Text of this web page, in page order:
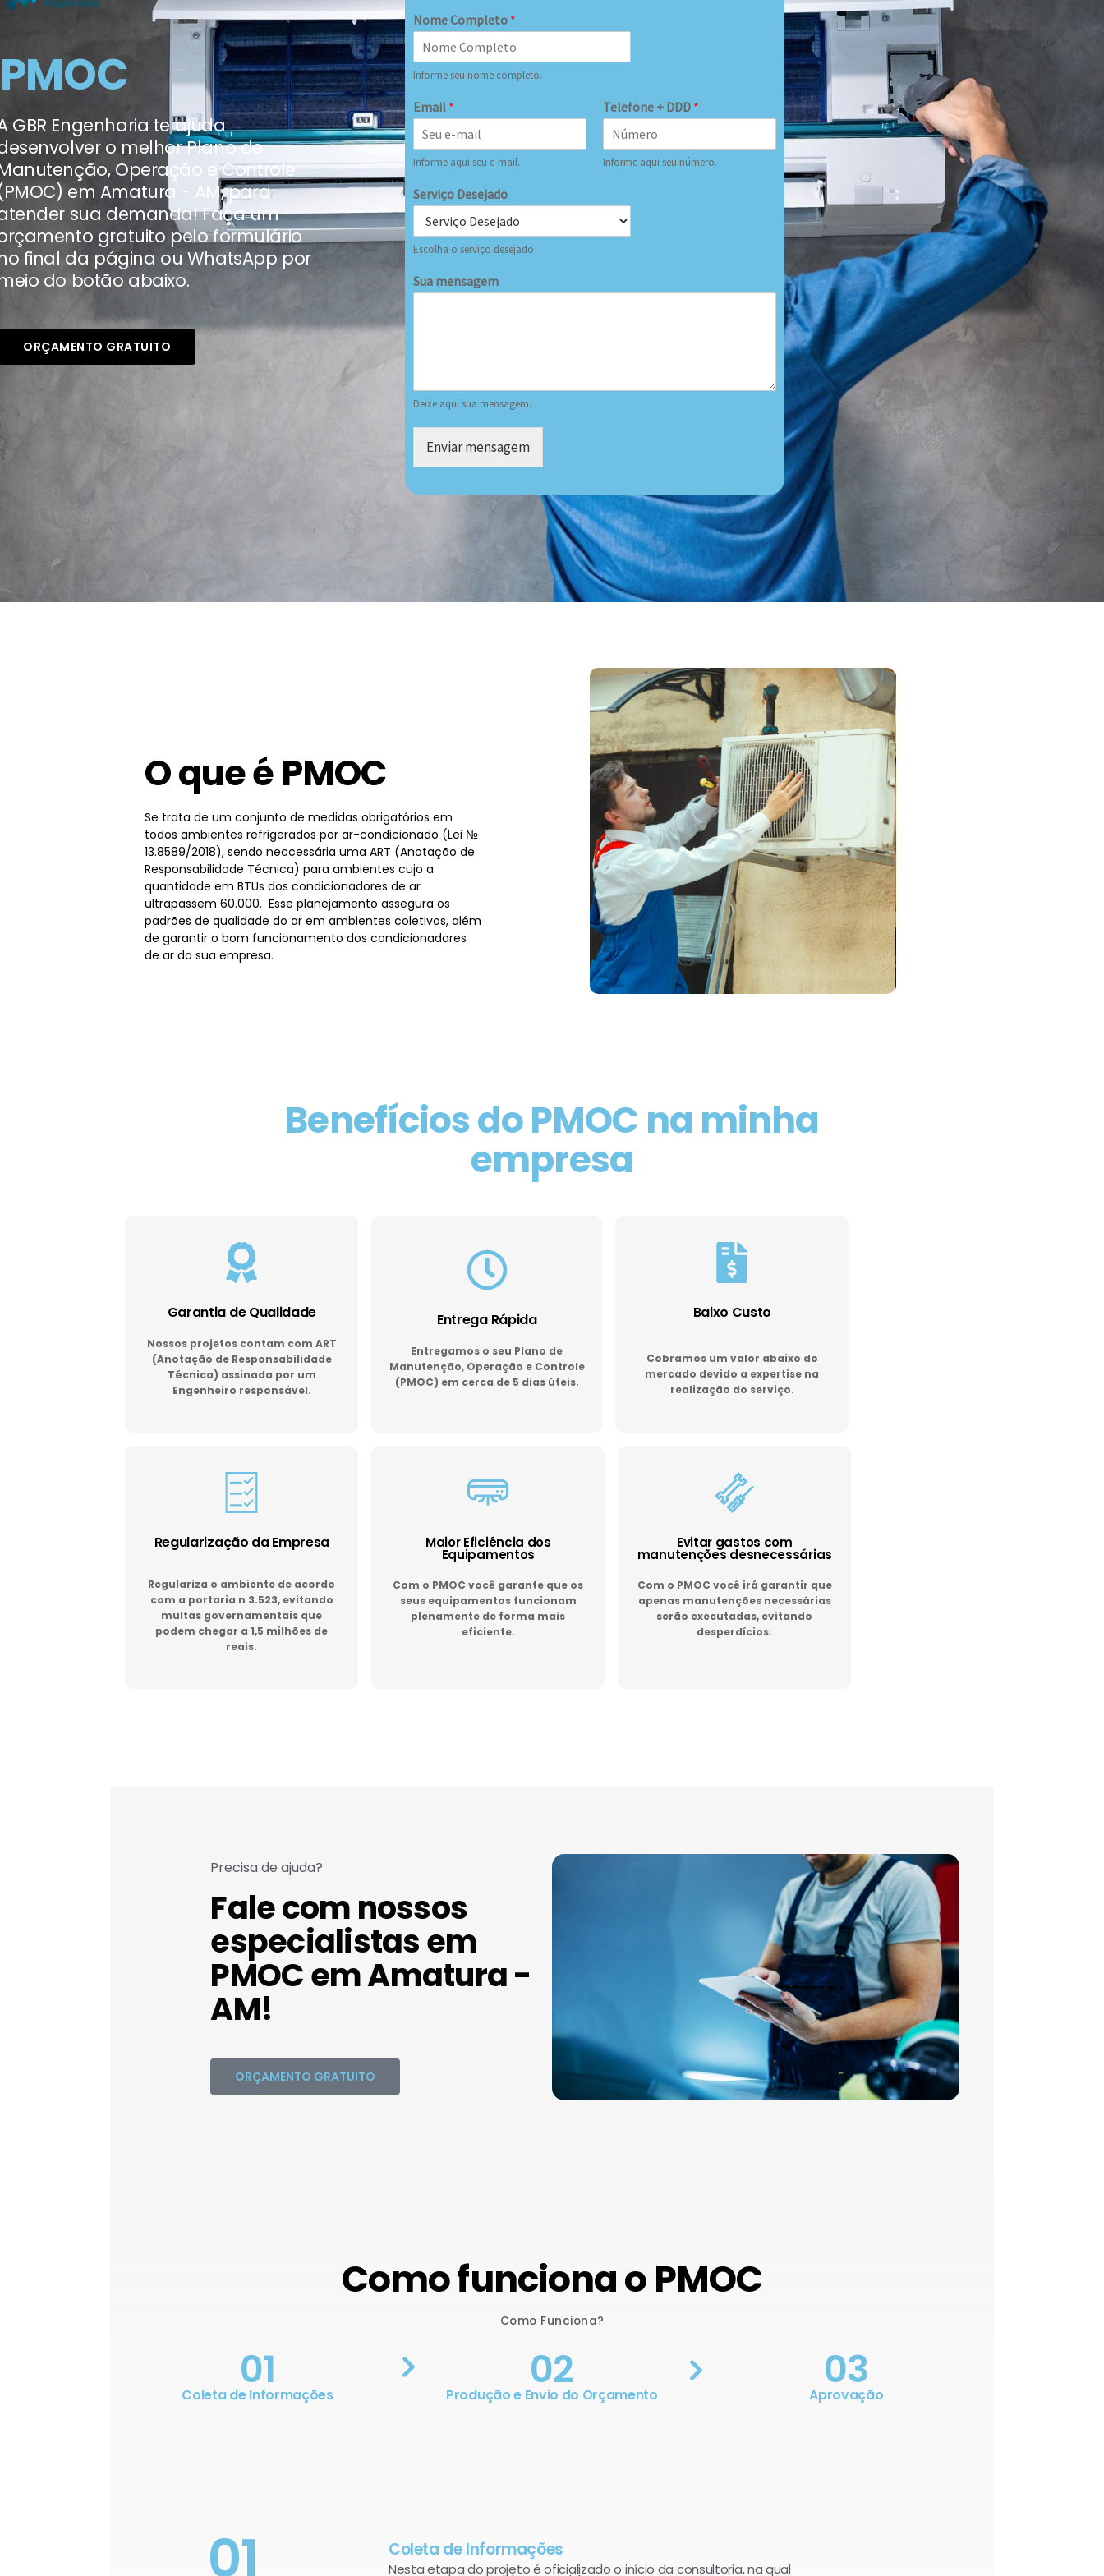
PMOC
GBR Engenharia te ajuda
o melhor Plano de
Operação e Controle
em Amatura - AM, para
sua demanda! Faça um
gratuito pelo formulário
final da página ou WhatsApp por
do botão abaixo.
ORÇAMENTO GRATUITO
Nome Completo *
Informe seu nome completo.
Email *
Informe aqui seu e-mail.
Telefone + DDD *
Informe aqui seu número.
Serviço Desejado
Escolha o serviço desejado
Sua mensagem
Deixe aqui sua mensagem.
Enviar mensagem
O que é PMOC
Se trata de um conjunto de medidas obrigatórios em
todos ambientes refrigerados por ar-condicionado (Lei №
13.8589/2018), sendo neccessária uma ART (Anotação de
Responsabilidade Técnica) para ambientes cujo a
quantidade em BTUs dos condicionadores de ar
ultrapassem 60.000. Esse planejamento assegura os
padrões de qualidade do ar em ambientes coletivos, além
de garantir o bom funcionamento dos condicionadores
de ar da sua empresa.
Benefícios do PMOC na minha
empresa
Garantia de Qualidade
Nossos projetos contam com ART
(Anotação de Responsabilidade
Técnica) assinada por um
Engenheiro responsável.
Entrega Rápida
Entregamos o seu Plano de
Manutenção, Operação e Controle
(PMOC) em cerca de 5 dias úteis.
Baixo Custo
Cobramos um valor abaixo do
mercado devido a expertise na
realização do serviço.
Regularização da Empresa
Regulariza o ambiente de acordo
com a portaria n 3.523, evitando
multas governamentais que
podem chegar a 1,5 milhões de
reais.
Maior Eficiência dos
Equipamentos
Com o PMOC você garante que os
seus equipamentos funcionam
plenamente de forma mais
eficiente.
Evitar gastos com
manutenções desnecessárias
Com o PMOC você irá garantir que
apenas manutenções necessárias
serão executadas, evitando
desperdícios.
Precisa de ajuda?
Fale com nossos
especialistas em
PMOC em Amatura -
AM!
ORÇAMENTO GRATUITO
Como funciona o PMOC
Como Funciona?
01
Coleta de Informações 02
Produção e Envio do Orçamento 03
Aprovação
01 Coleta de Informações
Nesta etapa do projeto é oficializado o início da consultoria, na qual